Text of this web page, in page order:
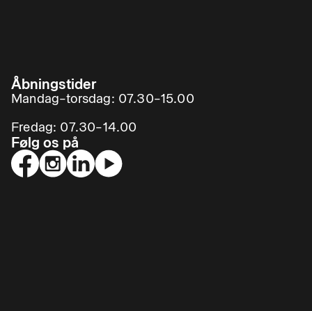
Åbningstider
Mandag–torsdag: 07.30–15.00
Fredag: 07.30–14.00
Følg os på